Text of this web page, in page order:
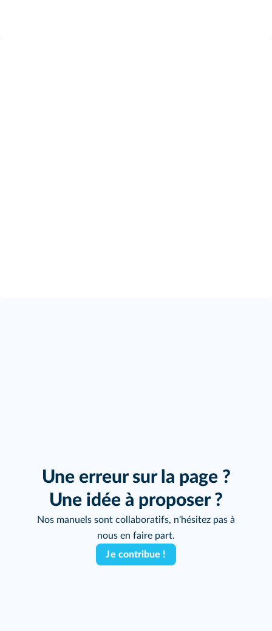
Une erreur sur la page ?
Une idée à proposer ?
Nos manuels sont collaboratifs, n'hésitez pas à
nous en faire part.
Je contribue !